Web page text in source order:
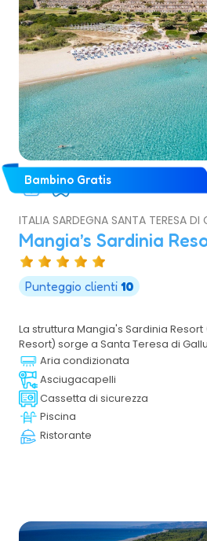
Bambino Gratis
ITALIA SARDEGNA SANTA TERESA DI
Mangia’s Sardinia
Punteggio clienti 10
La struttura Mangia's Sardinia
Resort) sorge a Santa Teresa di
Sassari a 63 km dall'aeroporto di
di Olbia, a 67 km dal porto di Golfo
porto di Porto Torres e a 5 km dal
Teresa di Gallura. E' situato nel punto
della Sardegna, in cima ad un
affaccia sul mare e si compone di
"Maddalena" e "Caprera", il primo
Aria condizionata
Asciugacapelli
Cassetta di sicurezza
Piscina
Ristorante